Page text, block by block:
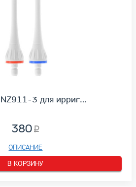
3 для ирриг…
380
ОПИСАНИЕ
В КОРЗИНУ